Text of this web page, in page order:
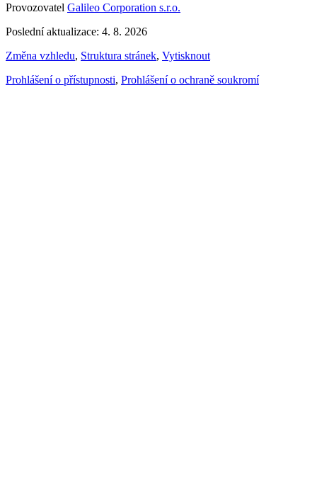
Provozovatel Galileo Corporation s.r.o.
Poslední aktualizace: 4. 8. 2026
Změna vzhledu, Struktura stránek, Vytisknout
Prohlášení o přístupnosti, Prohlášení o ochraně soukromí